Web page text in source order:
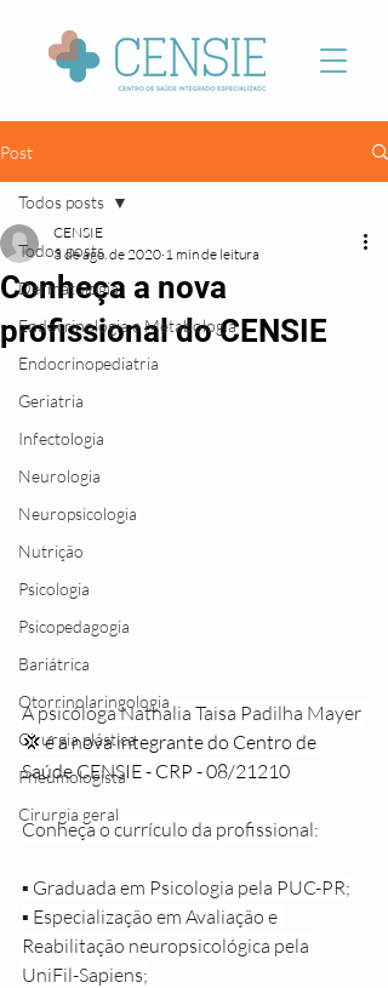
Post
Todos posts
Dermatologia
Endocrinologia e Metabologia
Endocrinopediatria
Geriatria
Infectologia
Neurologia
Neuropsicologia
Nutrição
Psicologia
Psicopedagogia
Bariátrica
Otorrinolaringologia
Cirurgia plástica
Pneumologista
Cirurgia geral
Todos posts
Conheça a nova
profissional do CENSIE
CENSIE
3 de ago. de 2020 1 min de leitura
A psicóloga Nathalia Taisa Padilha Mayer
💢 é a nova integrante do Centro de
Saúde CENSIE - CRP - 08/21210
Conheça o currículo da profissional:
▪ Graduada em Psicologia pela PUC-PR;
▪ Especialização em Avaliação e
Reabilitação neuropsicológica pela
UniFil-Sapiens;